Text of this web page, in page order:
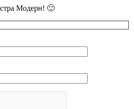
Модерн! 🙂